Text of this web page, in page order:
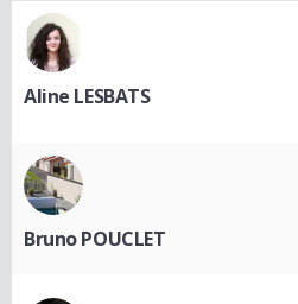
Aline LESBATS
Bruno POUCLET